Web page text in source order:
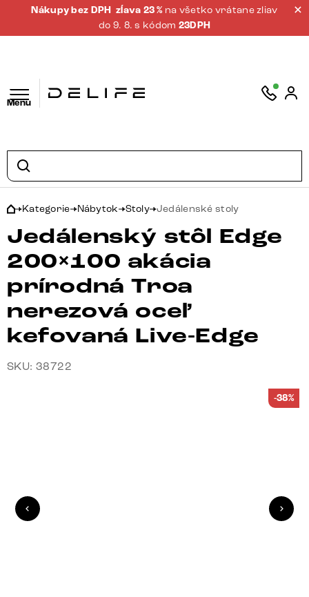
Nákupy bez DPH zĺava 23 % na všetko vrátane zliav
do 9. 8. s kódom 23DPH
Menu
Kategorie Nábytok Stoly Jedálenské stoly
Jedálenský stôl Edge
200×100 akácia
prírodná Troa
nerezová oceľ
kefovaná Live-Edge
SKU: 38722
-38%